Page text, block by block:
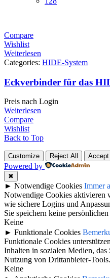
Compare
Wishlist
Weiterlesen
Categories: HIDE-System
Eckverbinder für das
Preis nach Login
Weiterlesen
Compare
Wishlist
Back to Top
Customize Reject All Accept
Powered by
✖
► Notwendige Cookies Immer
Notwendige Cookies aktivieren
wie sichere Logins und
Sie speichern keine
Keine
► Funktionale Cookies
Funktionale Cookies
Inhalten in sozialen Medien,
Nutzung von Drittanbieter-Tools.
Keine